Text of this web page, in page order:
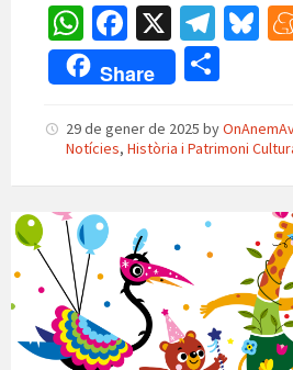
W
h
at
sA
p
p
Fa
ce
b
o
o
k
X
Te
le
gr
a
m
Bl
ky
Share
m
te
ix
29 de gener de 2025 by
Notícies, Història i Patrimoni
a